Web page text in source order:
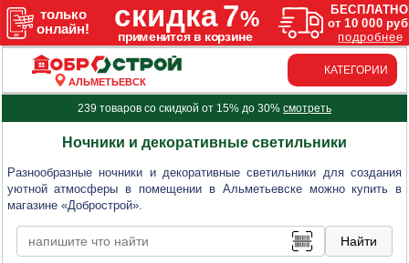
АЛЬМЕТЬЕВСК
КАТЕГОРИИ
239 товаров со скидкой от 15% до 30% смотреть
Ночники и декоративные светильники
Разнообразные ночники и декоративные светильники для создания
уютной атмосферы в помещении в Альметьевске можно купить в
магазине «Добрострой».